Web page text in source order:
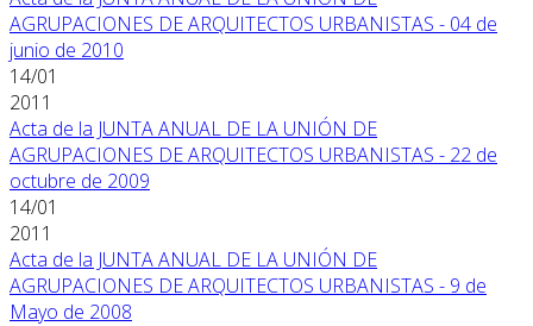
AGRUPACIONES DE ARQUITECTOS URBANISTAS - 04 de
junio de 2010
14/01
2011
Acta de la JUNTA ANUAL DE LA UNIÓN DE
AGRUPACIONES DE ARQUITECTOS URBANISTAS - 22 de
octubre de 2009
14/01
2011
Acta de la JUNTA ANUAL DE LA UNIÓN DE
AGRUPACIONES DE ARQUITECTOS URBANISTAS - 9 de
Mayo de 2008